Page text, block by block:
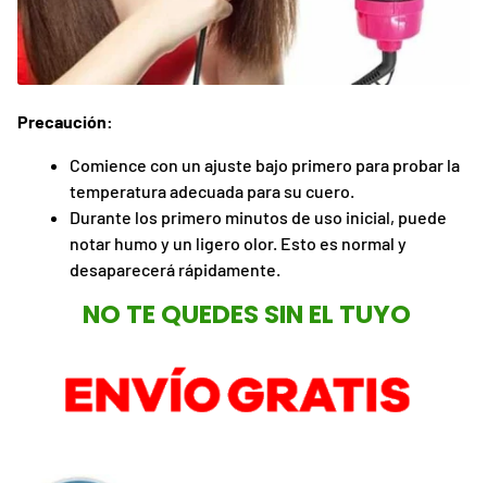
Precaución:
Comience con un ajuste bajo primero para probar la
temperatura adecuada para su cuero.
Durante los primero minutos de uso inicial, puede
notar humo y un ligero olor. Esto es normal y
desaparecerá rápidamente.
NO TE QUEDES SIN EL TUYO